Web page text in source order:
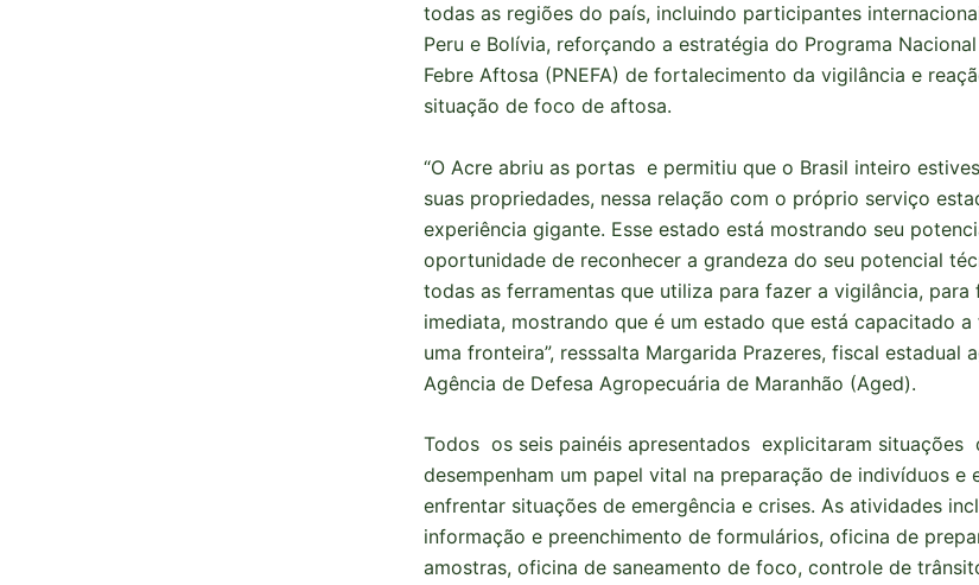
todas as regiões do país, incluindo participantes
Peru e Bolívia, reforçando a estratégia do Programa
Febre Aftosa (PNEFA) de fortalecimento da vigilância e
situação de foco de aftosa.
“O Acre abriu as portas e permitiu que o Brasil inteiro
suas propriedades, nessa relação com o próprio serviço
experiência gigante. Esse estado está mostrando seu
oportunidade de reconhecer a grandeza do seu potencial
todas as ferramentas que utiliza para fazer a vigilância, para
imediata, mostrando que é um estado que está capacitado
uma fronteira”, resssalta Margarida Prazeres, fiscal estadual
Agência de Defesa Agropecuária de Maranhão (Aged).
Todos os seis painéis apresentados explicitaram situações
desempenham um papel vital na preparação de indivíduos e
enfrentar situações de emergência e crises. As atividades
informação e preenchimento de formulários, oficina de
amostras, oficina de saneamento de foco, controle de